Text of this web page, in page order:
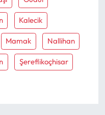
Kalecik
Mamak Nallihan
Şereflikoçhisar